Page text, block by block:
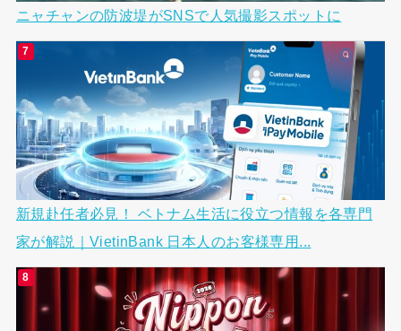
ニャチャンの防波堤がSNSで人気撮影スポットに
新規赴任者必見！ ベトナム生活に役立つ情報を各専門
家が解説｜VietinBank 日本人のお客様専用...